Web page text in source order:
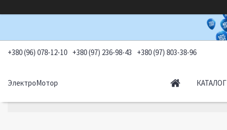
+380 (96) 078-12-10 +380 (97) 236-98-43 +380 (97) 803-38-96
ЭлектроМотор КАТАЛОГ